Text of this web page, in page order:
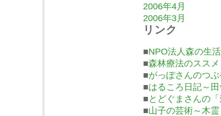
2006年4月
2006年3月
リンク
■NPO法人森の生活
■森林療法のススメ
■がっぽさんのつ
■はるころ日記～
■ とどぐまさんの
■山子の芸術～木